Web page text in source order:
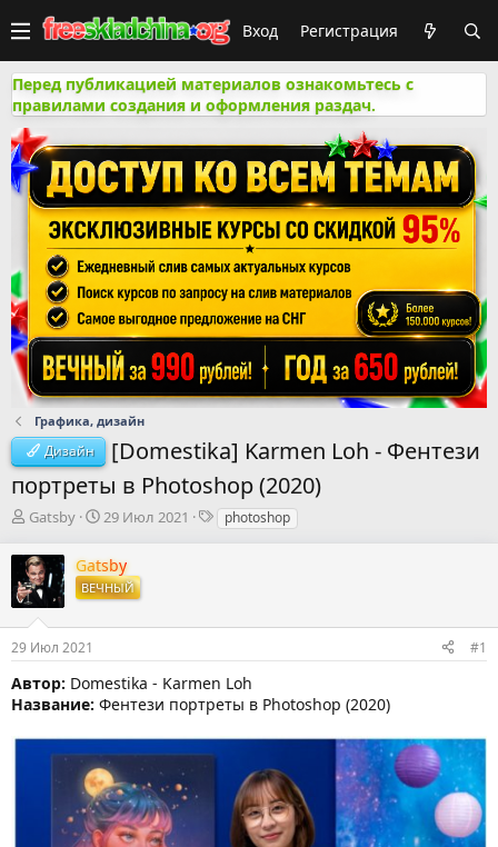
Вход Регистрация
Перед публикацией материалов ознакомьтесь с
правилами создания и оформления раздач.
Графика, дизайн
Дизайн
[Domestika] Karmen Loh - Фентези
портреты в Photoshop (2020)
А
т
о
р
м
ы
Gatsby
Д
т
а
н
а
л
а
29 Июл 2021
Тphotoshop
Gatsby
ВЕЧНЫЙ
29 Июл 2021 #1
Автор: Domestika - Karmen Loh
Название: Фентези портреты в Photoshop (2020)